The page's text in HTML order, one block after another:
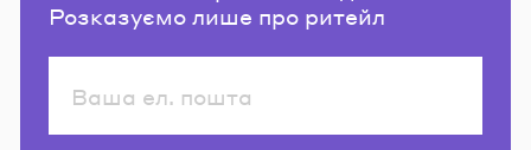
Розказуємо лише про ритейл